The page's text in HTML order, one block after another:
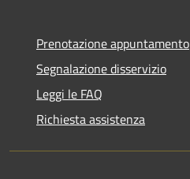
Prenotazione appuntamento
Segnalazione disservizio
Leggi le FAQ
Richiesta assistenza